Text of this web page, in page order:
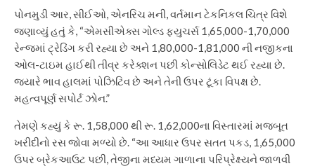
પોનમુડી આર, સીઈઓ, એનરિચ મની, વર્તમાન ટેકનિકલ ચિત્ર વિશે
જણાવ્યું હતું કે, “એમસીએક્સ ગોલ્ડ ફ્યુચર્સ 1,65,000-1,70,000
રેન્જમાં ટ્રેડિંગ કરી રહ્યા છે અને 1,80,000-1,81,000 ની નજીકના
ઓલ-ટાઇમ હાઈથી તીવ્ર કરેક્શન પછી કોન્સોલિડેટ થઈ રહ્યા છે.
જ્યારે ભાવ હાલમાં પોઝિટિવ છે અને તેની ઉપર ટૂંકા વિપક્ષ છે.
મહત્વપૂર્ણ સપોર્ટ ઝોન.”
તેમણે કહ્યું કે રૂ. 1,58,000 થી રૂ. 1,62,000ના વિસ્તારમાં મજબૂત
ખરીદીનો રસ જોવા મળ્યો છે. “આ આધાર ઉપર સતત પકડ, 1,65,000
ઉપર બ્રેકઆઉટ પછી, તેજીના મધ્યમ ગાળાના પરિપ્રેક્ષ્યને જાળવી